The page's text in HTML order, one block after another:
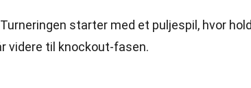
Turneringen starter med et puljespil, hvor
videre til knockout-fasen.